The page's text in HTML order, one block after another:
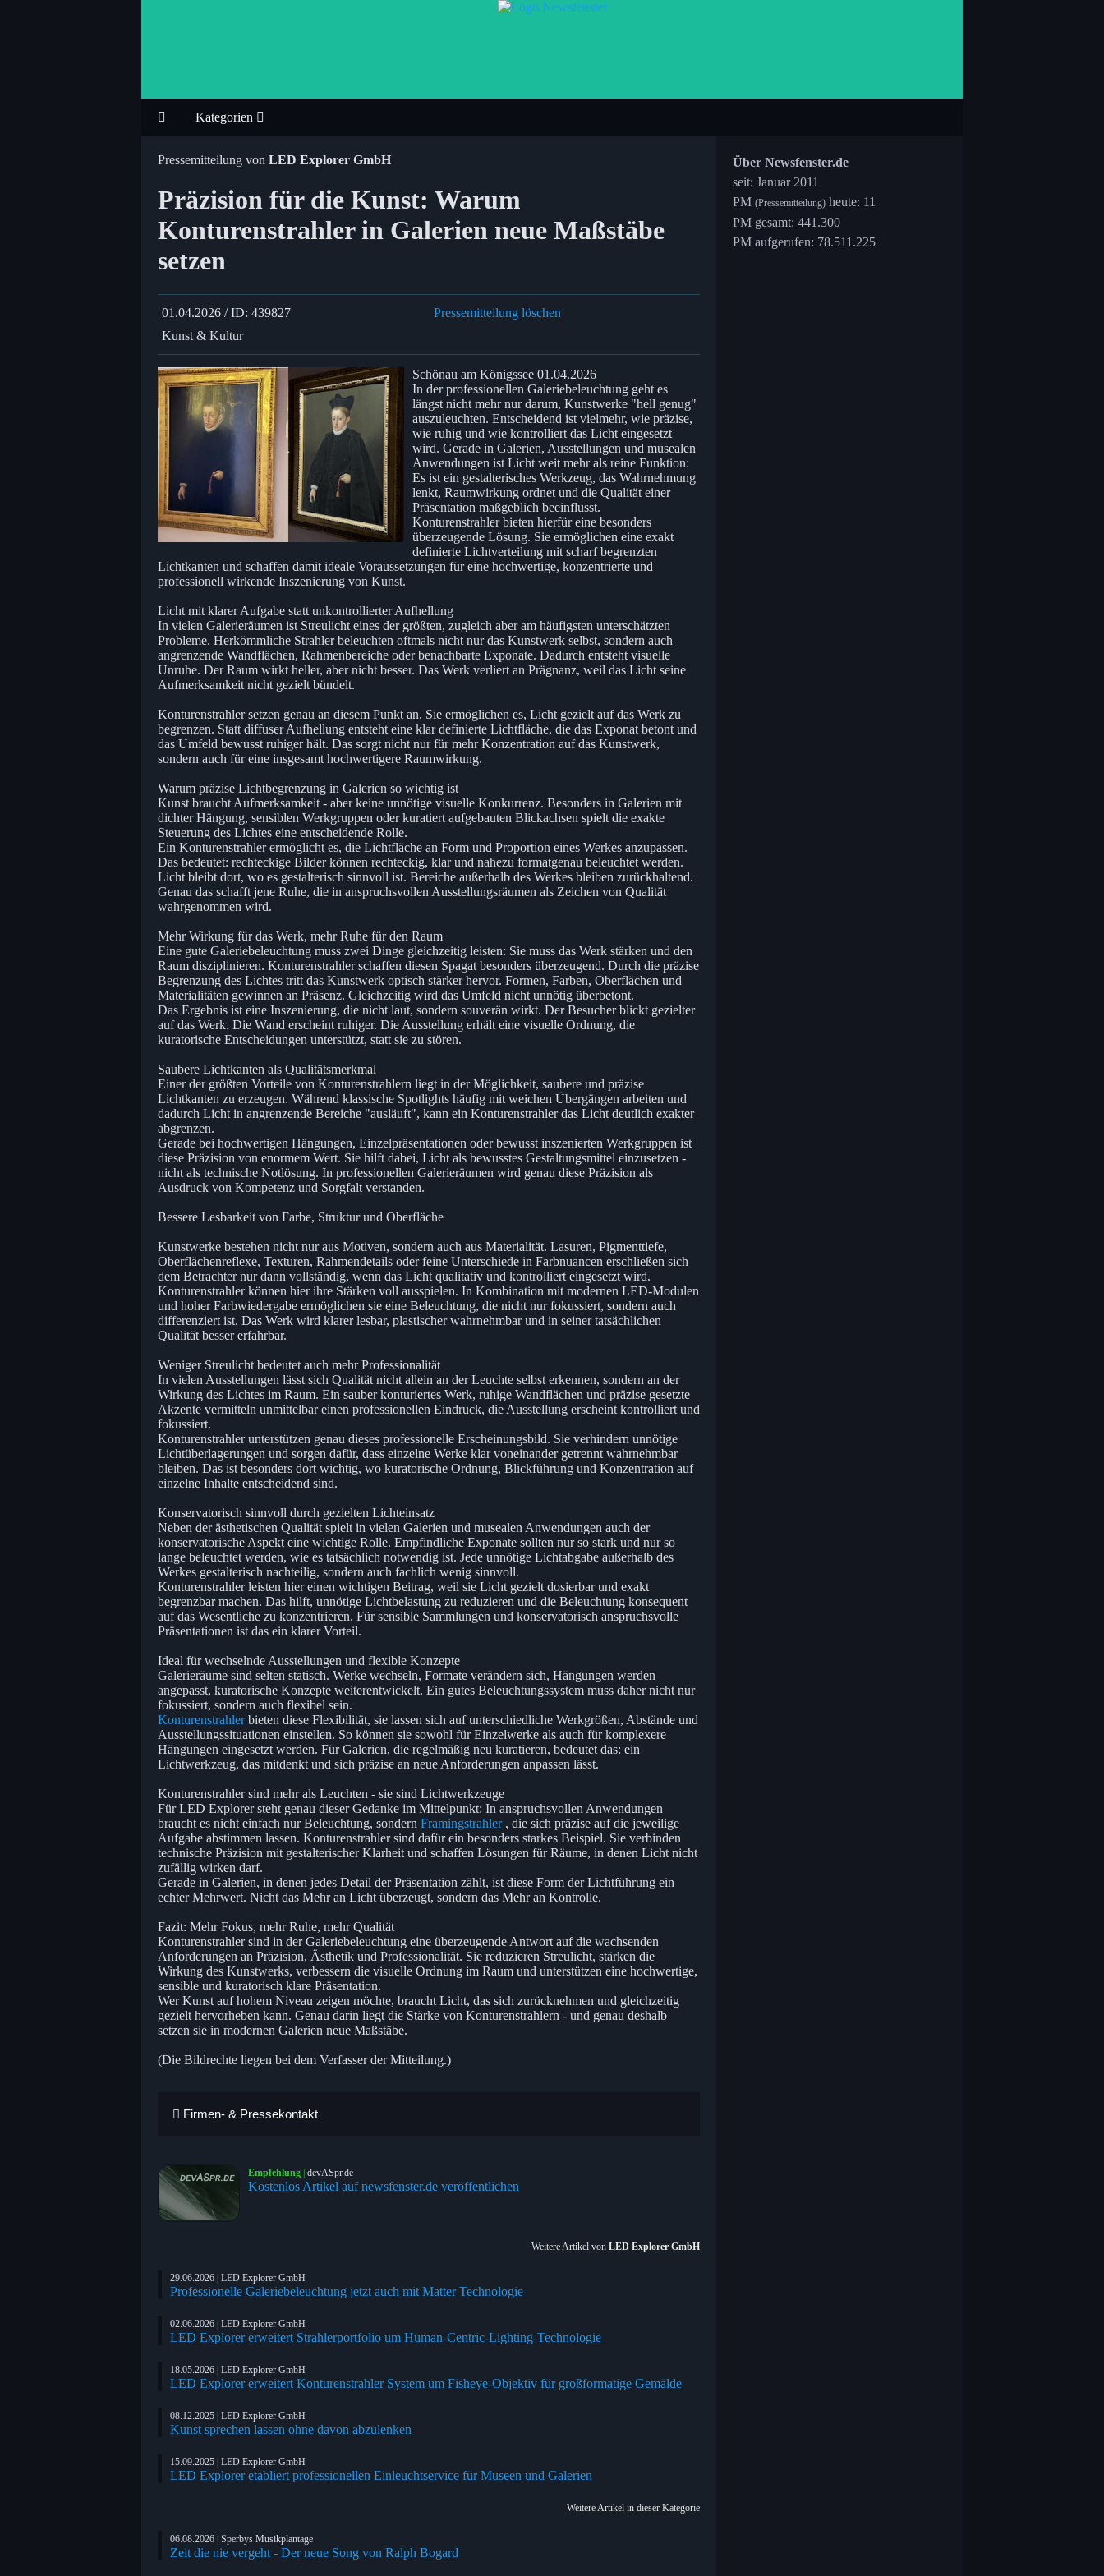
Kategorien
Pressemitteilung von LED Explorer GmbH
Präzision für die Kunst: Warum
Konturenstrahler in Galerien neue Maßstäbe
setzen
01.04.2026 / ID: 439827
Pressemitteilung löschen
Kunst & Kultur
Schönau am Königssee 01.04.2026
In der professionellen Galeriebeleuchtung geht es
längst nicht mehr nur darum, Kunstwerke "hell genug"
auszuleuchten. Entscheidend ist vielmehr, wie präzise,
wie ruhig und wie kontrolliert das Licht eingesetzt
wird. Gerade in Galerien, Ausstellungen und musealen
Anwendungen ist Licht weit mehr als reine Funktion:
Es ist ein gestalterisches Werkzeug, das Wahrnehmung
lenkt, Raumwirkung ordnet und die Qualität einer
Präsentation maßgeblich beeinflusst.
Konturenstrahler bieten hierfür eine besonders
überzeugende Lösung. Sie ermöglichen eine exakt
definierte Lichtverteilung mit scharf begrenzten
Lichtkanten und schaffen damit ideale Voraussetzungen für eine hochwertige, konzentrierte und
professionell wirkende Inszenierung von Kunst.
Licht mit klarer Aufgabe statt unkontrollierter Aufhellung
In vielen Galerieräumen ist Streulicht eines der größten, zugleich aber am häufigsten unterschätzten
Probleme. Herkömmliche Strahler beleuchten oftmals nicht nur das Kunstwerk selbst, sondern auch
angrenzende Wandflächen, Rahmenbereiche oder benachbarte Exponate. Dadurch entsteht visuelle
Unruhe. Der Raum wirkt heller, aber nicht besser. Das Werk verliert an Prägnanz, weil das Licht seine
Aufmerksamkeit nicht gezielt bündelt.
Konturenstrahler setzen genau an diesem Punkt an. Sie ermöglichen es, Licht gezielt auf das Werk zu
begrenzen. Statt diffuser Aufhellung entsteht eine klar definierte Lichtfläche, die das Exponat betont und
das Umfeld bewusst ruhiger hält. Das sorgt nicht nur für mehr Konzentration auf das Kunstwerk,
sondern auch für eine insgesamt hochwertigere Raumwirkung.
Warum präzise Lichtbegrenzung in Galerien so wichtig ist
Kunst braucht Aufmerksamkeit - aber keine unnötige visuelle Konkurrenz. Besonders in Galerien mit
dichter Hängung, sensiblen Werkgruppen oder kuratiert aufgebauten Blickachsen spielt die exakte
Steuerung des Lichtes eine entscheidende Rolle.
Ein Konturenstrahler ermöglicht es, die Lichtfläche an Form und Proportion eines Werkes anzupassen.
Das bedeutet: rechteckige Bilder können rechteckig, klar und nahezu formatgenau beleuchtet werden.
Licht bleibt dort, wo es gestalterisch sinnvoll ist. Bereiche außerhalb des Werkes bleiben zurückhaltend.
Genau das schafft jene Ruhe, die in anspruchsvollen Ausstellungsräumen als Zeichen von Qualität
wahrgenommen wird.
Mehr Wirkung für das Werk, mehr Ruhe für den Raum
Eine gute Galeriebeleuchtung muss zwei Dinge gleichzeitig leisten: Sie muss das Werk stärken und den
Raum disziplinieren. Konturenstrahler schaffen diesen Spagat besonders überzeugend. Durch die präzise
Begrenzung des Lichtes tritt das Kunstwerk optisch stärker hervor. Formen, Farben, Oberflächen und
Materialitäten gewinnen an Präsenz. Gleichzeitig wird das Umfeld nicht unnötig überbetont.
Das Ergebnis ist eine Inszenierung, die nicht laut, sondern souverän wirkt. Der Besucher blickt gezielter
auf das Werk. Die Wand erscheint ruhiger. Die Ausstellung erhält eine visuelle Ordnung, die
kuratorische Entscheidungen unterstützt, statt sie zu stören.
Saubere Lichtkanten als Qualitätsmerkmal
Einer der größten Vorteile von Konturenstrahlern liegt in der Möglichkeit, saubere und präzise
Lichtkanten zu erzeugen. Während klassische Spotlights häufig mit weichen Übergängen arbeiten und
dadurch Licht in angrenzende Bereiche "ausläuft", kann ein Konturenstrahler das Licht deutlich exakter
abgrenzen.
Gerade bei hochwertigen Hängungen, Einzelpräsentationen oder bewusst inszenierten Werkgruppen ist
diese Präzision von enormem Wert. Sie hilft dabei, Licht als bewusstes Gestaltungsmittel einzusetzen -
nicht als technische Notlösung. In professionellen Galerieräumen wird genau diese Präzision als
Ausdruck von Kompetenz und Sorgfalt verstanden.
Bessere Lesbarkeit von Farbe, Struktur und Oberfläche
Kunstwerke bestehen nicht nur aus Motiven, sondern auch aus Materialität. Lasuren, Pigmenttiefe,
Oberflächenreflexe, Texturen, Rahmendetails oder feine Unterschiede in Farbnuancen erschließen sich
dem Betrachter nur dann vollständig, wenn das Licht qualitativ und kontrolliert eingesetzt wird.
Konturenstrahler können hier ihre Stärken voll ausspielen. In Kombination mit modernen LED-Modulen
und hoher Farbwiedergabe ermöglichen sie eine Beleuchtung, die nicht nur fokussiert, sondern auch
differenziert ist. Das Werk wird klarer lesbar, plastischer wahrnehmbar und in seiner tatsächlichen
Qualität besser erfahrbar.
Weniger Streulicht bedeutet auch mehr Professionalität
In vielen Ausstellungen lässt sich Qualität nicht allein an der Leuchte selbst erkennen, sondern an der
Wirkung des Lichtes im Raum. Ein sauber konturiertes Werk, ruhige Wandflächen und präzise gesetzte
Akzente vermitteln unmittelbar einen professionellen Eindruck, die Ausstellung erscheint kontrolliert und
fokussiert.
Konturenstrahler unterstützen genau dieses professionelle Erscheinungsbild. Sie verhindern unnötige
Lichtüberlagerungen und sorgen dafür, dass einzelne Werke klar voneinander getrennt wahrnehmbar
bleiben. Das ist besonders dort wichtig, wo kuratorische Ordnung, Blickführung und Konzentration auf
einzelne Inhalte entscheidend sind.
Konservatorisch sinnvoll durch gezielten Lichteinsatz
Neben der ästhetischen Qualität spielt in vielen Galerien und musealen Anwendungen auch der
konservatorische Aspekt eine wichtige Rolle. Empfindliche Exponate sollten nur so stark und nur so
lange beleuchtet werden, wie es tatsächlich notwendig ist. Jede unnötige Lichtabgabe außerhalb des
Werkes gestalterisch nachteilig, sondern auch fachlich wenig sinnvoll.
Konturenstrahler leisten hier einen wichtigen Beitrag, weil sie Licht gezielt dosierbar und exakt
begrenzbar machen. Das hilft, unnötige Lichtbelastung zu reduzieren und die Beleuchtung konsequent
auf das Wesentliche zu konzentrieren. Für sensible Sammlungen und konservatorisch anspruchsvolle
Präsentationen ist das ein klarer Vorteil.
Ideal für wechselnde Ausstellungen und flexible Konzepte
Galerieräume sind selten statisch. Werke wechseln, Formate verändern sich, Hängungen werden
angepasst, kuratorische Konzepte weiterentwickelt. Ein gutes Beleuchtungssystem muss daher nicht nur
fokussiert, sondern auch flexibel sein.
Konturenstrahlerbieten diese Flexibilität, sie lassen sich auf unterschiedliche Werkgrößen, Abstände und
Ausstellungssituationen einstellen. So können sie sowohl für Einzelwerke als auch für komplexere
Hängungen eingesetzt werden. Für Galerien, die regelmäßig neu kuratieren, bedeutet das: ein
Lichtwerkzeug, das mitdenkt und sich präzise an neue Anforderungen anpassen lässt.
Konturenstrahler sind mehr als Leuchten - sie sind Lichtwerkzeuge
Für LED Explorer steht genau dieser Gedanke im Mittelpunkt: In anspruchsvollen Anwendungen
braucht es nicht einfach nur Beleuchtung, sondern Framingstrahler, die sich präzise auf die jeweilige
Aufgabe abstimmen lassen. Konturenstrahler sind dafür ein besonders starkes Beispiel. Sie verbinden
technische Präzision mit gestalterischer Klarheit und schaffen Lösungen für Räume, in denen Licht nicht
zufällig wirken darf.
Gerade in Galerien, in denen jedes Detail der Präsentation zählt, ist diese Form der Lichtführung ein
echter Mehrwert. Nicht das Mehr an Licht überzeugt, sondern das Mehr an Kontrolle.
Fazit: Mehr Fokus, mehr Ruhe, mehr Qualität
Konturenstrahler sind in der Galeriebeleuchtung eine überzeugende Antwort auf die wachsenden
Anforderungen an Präzision, Ästhetik und Professionalität. Sie reduzieren Streulicht, stärken die
Wirkung des Kunstwerks, verbessern die visuelle Ordnung im Raum und unterstützen eine hochwertige,
sensible und kuratorisch klare Präsentation.
Wer Kunst auf hohem Niveau zeigen möchte, braucht Licht, das sich zurücknehmen und gleichzeitig
gezielt hervorheben kann. Genau darin liegt die Stärke von Konturenstrahlern - und genau deshalb
setzen sie in modernen Galerien neue Maßstäbe.
(Die Bildrechte liegen bei dem Verfasser der Mitteilung.)
Firmen- & Pressekontakt
Empfehlung | devASpr.de
Kostenlos Artikel auf newsfenster.de veröffentlichen
Weitere Artikel von LED Explorer GmbH
29.06.2026 | LED Explorer GmbH
Professionelle Galeriebeleuchtung jetzt auch mit Matter Technologie
02.06.2026 | LED Explorer GmbH
LED Explorer erweitert Strahlerportfolio um Human-Centric-Lighting-Technologie
18.05.2026 | LED Explorer GmbH
LED Explorer erweitert Konturenstrahler System um Fisheye-Objektiv für großformatige Gemälde
08.12.2025 | LED Explorer GmbH
Kunst sprechen lassen ohne davon abzulenken
15.09.2025 | LED Explorer GmbH
LED Explorer etabliert professionellen Einleuchtservice für Museen und Galerien
Weitere Artikel in dieser Kategorie
06.08.2026 | Sperbys Musikplantage
Zeit die nie vergeht - Der neue Song von Ralph Bogard
Über Newsfenster.de
seit: Januar 2011
PM (Pressemitteilung) heute: 11
PM gesamt: 441.300
PM aufgerufen: 78.511.225